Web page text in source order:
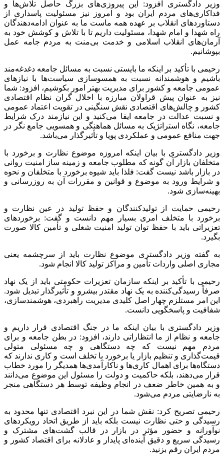
وزیر دادگستری افزود: این پیروزی‌های بزرگ حاصل تلاش‌ها و
فداکاری‌های مردم ایران بود و امروز نیز مسئولیت پاسداری از
دستاوردهای انقلاب بر عهده همه ماست ما به عنوان ادامه‌دهندگان
راه شهدا و امام شهدا، مسئولیت داریم تا با تلاش و کوشش خود به
آرمان‌های انقلاب اسلامی و خدمت بی‌منت به مردم جامه عمل
بپوشانیم.
رحیمی با تأکید بر اینکه ما بایستی نسبت به مسائل جامعه دغدغه‌مند
باشیم و هوشمندانه نسبت به همسوسازی سیاست‌ها با نیازهای
عمومی جامعه و کشور برای مدیریت بهتر امور بکوشیم، افزود: شما
نیز به عنوان پیش قراولان مبارزه با اخلال گران نظام اقتصادی
کشور و چالش‌های اقتصادی نقش سنگینی در تقویت اعتماد عمومی
و نسبت عدالت در جامعه ایفا می‌کنید و این نیازمند درک شرایط
جامعه، نگاه استراتژیک به مسائل هماهنگی و همسویی جامع نگر در
جهت منافع عمومی و عملکردی پویا و تأثیرگذار می‌باشد.
وزیر دادگستری با بیان اینکه امروزه موضوع نظارت و برخورد با
متخلفان بازار آن گونه که مطلوب جامعه و زمینه ساز امنیت روانی
در بازار باشد نیست گفت: فلذا باید شیوه برخورد با متخلفان و نحوه
و شرایط ورود به موضوع و قوانین و مقررات آن به روزرسانی و
بهینه‌سازی شود.
رحیمی حمایت از تولیدکنندگان و حفظ تولید در عین نظارت و
برخورد با متخلف امری بسیار مهم دانست و گفت: برخوردهای
تعزیراتی باید با حفظ توان تولید امنیت شغلی و تأمین کالا صورت
بگیرد.
به گفته وزیر دادگستری موضوع نظارت باید از سرچشمه یعنی
مجاری اصلی واردات تأمین و مراکز تولید کالا انجام شود.
رحیمی با تأکید بر اینکه سازمان تعزیرات حکومتی باید از یک نهاد
صرفاً رسیدگی‌کننده به یک نهاد مقتدر بیشرو و تأثیرگذار تبدیل شود.
این امر مستلزم چهار اصل کلیدی مدیریت راهبردی، هوشمندسازی،
شفافیت و پاسخگویی دانست.
وزیر دادگستری با بیان اینکه ما در جنگ اقتصادی قرار داریم و
جامعه و نظام از ما انتظاراتی دارند، افزود: در بطن جامعه و برای
مردم مهم نیست که چه دستگاهی و چه مسئولی متولی
قیمت‌گذاری و تنظیم بازار یا برخورد با تخلف است و کاری ندارند که
دستگاه‌ها برای اهمال کاری‌ها و ناکارآمدی‌ها همدیگر را مورد خطاب
قرار می‌دهند، بلکه حاکمیت و دولت را مسئول این موضوع می‌دانند
و به همین خاطر ضعف در انجام وظیفه توسط هر دستگاهی منجر
به نارضایتی مردم می‌شود.
رحیمی تصریح کرد: نقش شما در این نبرد اقتصادی تنها محدود به
رسیدگی و حتی نظارت نیست بلکه باید از طریق اتحاد رویکردهای
نوآورانه و حضور مؤثر در بازار در قالب گشت‌های مشترک و
رسیدگی سریع و دقیق آینده‌ای پایدار و عادلانه برای اقتصاد کشور و
مردم ایران رقم بزنید.